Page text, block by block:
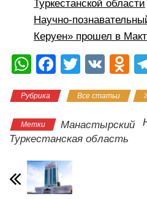
Туркестанской области
Научно-
Керуен» прошел в
W
at
s
A
p
p
F
c
e
b
o
o
T
tt
er
V
O
n
o
Рубрика Все статьи
Метки Манастырский
Туркестанская область